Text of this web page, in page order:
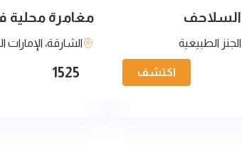
السلاحف
الطبيعية
اكتشف
مغامرة محلية
الشارقة، الإمارات
1525